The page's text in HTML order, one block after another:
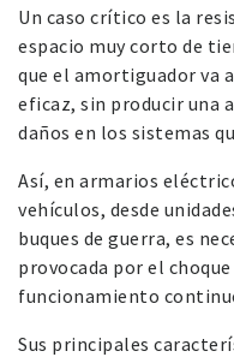
Un caso crítico es la
espacio muy corto de
que el amortiguador va
eficaz, sin producir una
daños en los sistemas
Así, en armarios
vehículos, desde
buques de guerra, es
provocada por el
funcionamiento
Sus principales